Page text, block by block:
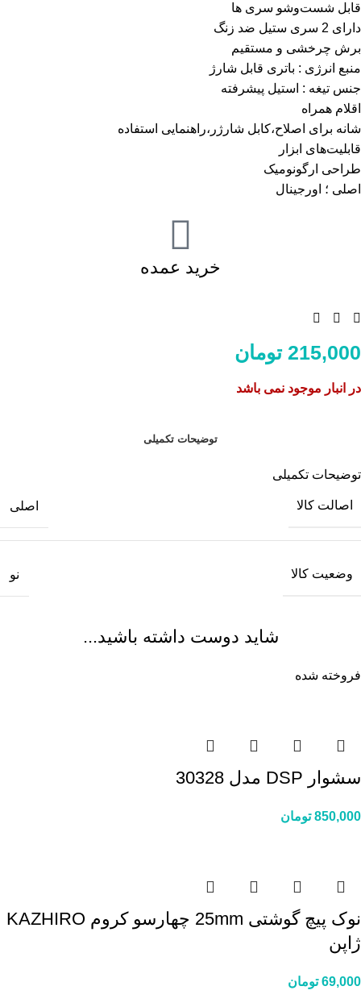
قابل شست‌و‌شو سری ها
دارای 2 سری ستیل ضد زنگ
برش چرخشی و مستقیم
منبع انرژی : باتری قابل شارژ
جنس تیغه : استیل پیشرفته
اقلام همراه
شانه برای اصلاح،کابل شارژر،راهنمایی استفاده
قابلیت‌های ابزار
طراحی ارگونومیک
اصلی ؛ اورجینال
خرید عمده
215,000 تومان
در انبار موجود نمی باشد
توضیحات تکمیلی
توضیحات تکمیلی
اصالت کالا اصلی
وضعیت کالا نو
شاید دوست داشته باشید...
فروخته شده
سشوار DSP مدل 30328
850,000 تومان
نوک پیچ گوشتی 25mm چهارسو کروم KAZHIRO
ژاپن
69,000 تومان